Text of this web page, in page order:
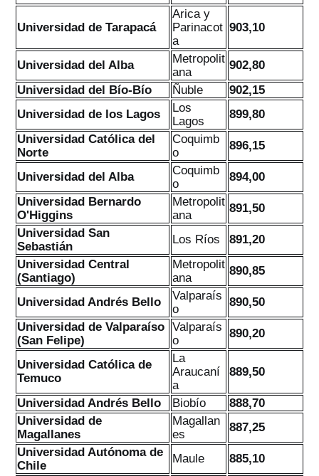
Universidad de Tarapacá
Arica y
Parinacot
a
903,10
Universidad del Alba
Metropolit
ana
902,80
Universidad del Bío-Bío
Ñuble
902,15
Universidad de los Lagos
Los
Lagos
899,80
Universidad Católica del
Norte
Coquimb
o
896,15
Universidad del Alba
Coquimb
o
894,00
Universidad Bernardo
O'Higgins
Metropolit
ana
891,50
Universidad San
Sebastián
Los Ríos
891,20
Universidad Central
(Santiago)
Metropolit
ana
890,85
Universidad Andrés Bello
Valparaís
o
890,50
Universidad de Valparaíso
(San Felipe)
Valparaís
o
890,20
Universidad Católica de
Temuco
La
Araucaní
a
889,50
Universidad Andrés Bello Biobío
888,70
Universidad de
Magallanes
Magallan
es
887,25
Universidad Autónoma de
Chile
Maule
885,10